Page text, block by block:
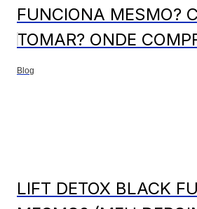
FUNCIONA MESMO?
TOMAR? ONDE
Blog
LIFT DETOX BLACK